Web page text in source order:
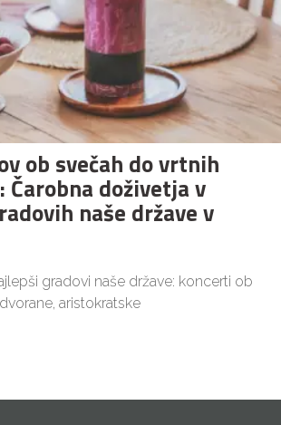
ob svečah do vrtnih
Čarobna doživetja v
naše države v
gradovi naše države: koncerti ob
aristokratske